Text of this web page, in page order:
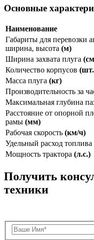
Основные
Наименование
Габариты для перевозки
ширина, высота (м)
Ширина захвата плуга
Количество корпусов
Масса плуга (кг)
Производительность за
Максимальная глубина
Расстояние от опорной
рамы (мм)
Рабочая скорость (км/ч)
Удельный расход топлива
Мощность трактора (л.с.)
Получить
техники